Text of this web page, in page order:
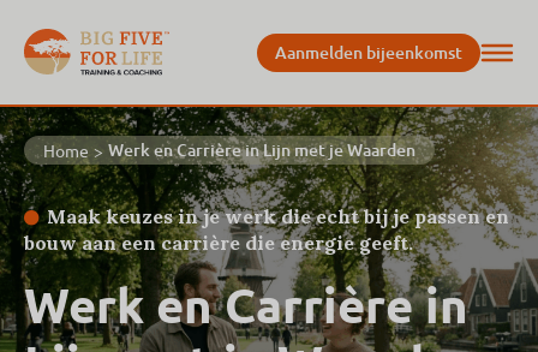
Aanmelden bijeenkomst
Home > Werk en Carrière in Lijn met je Waarden
Maak keuzes in je werk die echt bij je passen en
bouw aan een carrière die energie geeft.
Werk en Carrière in